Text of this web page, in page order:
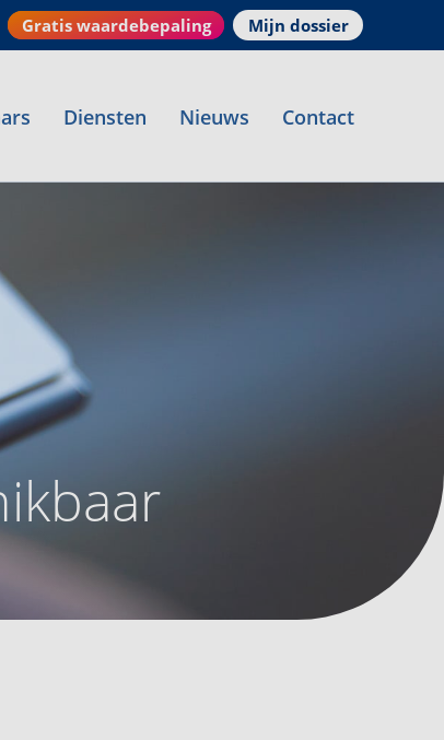
Gratis waardebepaling Mijn dossier
Diensten Nieuws Contact